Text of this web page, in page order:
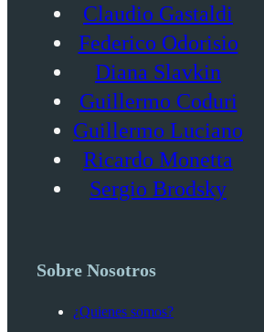
Claudio Gastaldi
Federico Odorisio
Diana Slavkin
Guillermo Coduri
Guillermo Luciano
Ricardo Monetta
Sergio Brodsky
Sobre Nosotros
¿Quienes somos?